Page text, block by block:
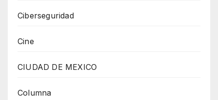
Ciberseguridad
Cine
CIUDAD DE MEXICO
Columna